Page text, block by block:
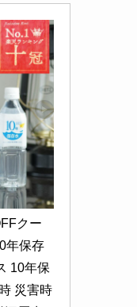
クー
年保存
10年保
災害時